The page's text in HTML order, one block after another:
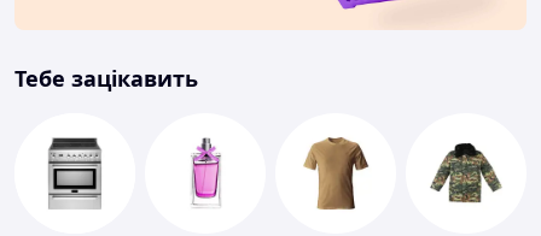
Тебе зацікавить